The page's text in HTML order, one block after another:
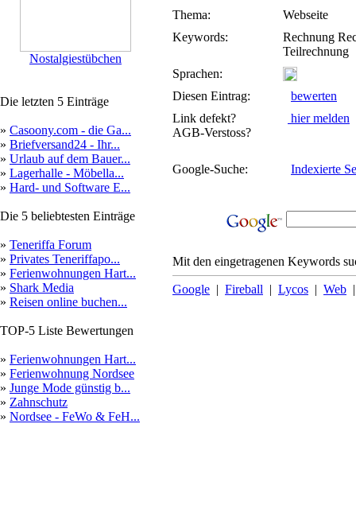
Nostalgiestübchen
Die letzten 5 Einträge
» Casoony.com - die Ga...
» Briefversand24 - Ihr...
» Urlaub auf dem Bauer...
» Lagerhalle - Möbella...
» Hard- und Software E...
Die 5 beliebtesten Einträge
» Teneriffa Forum
» Privates Teneriffapo...
» Ferienwohnungen Hart...
» Shark Media
» Reisen online buchen...
TOP-5 Liste Bewertungen
» Ferienwohnungen Hart...
» Ferienwohnung Nordsee
» Junge Mode günstig b...
» Zahnschutz
» Nordsee - FeWo & FeH...
Thema:
Webseite
Keywords:
Rechnung
Teilrechnung
Sprachen:
Diesen Eintrag:
bewerten
Link defekt?
AGB-Verstoss?
hier melden
Google-Suche: Indexierte
Mit den eingetragenen Keywords
Google | Fireball | Lycos | Web